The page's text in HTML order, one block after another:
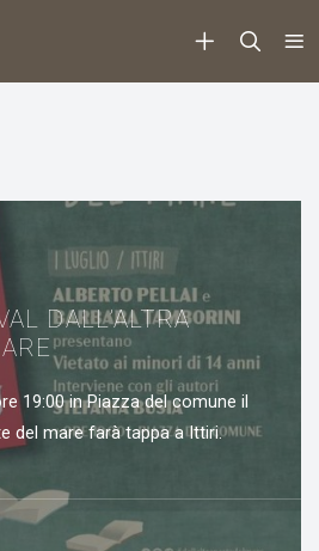
DALL’ALTRA
19:00 in Piazza del comune il
del mare farà tappa a Ittiri.